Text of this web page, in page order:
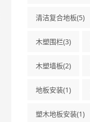
清洁复合地板(5)
木塑围栏(3)
木塑墙板(2)
地板安装(1)
塑木地板安装(1)